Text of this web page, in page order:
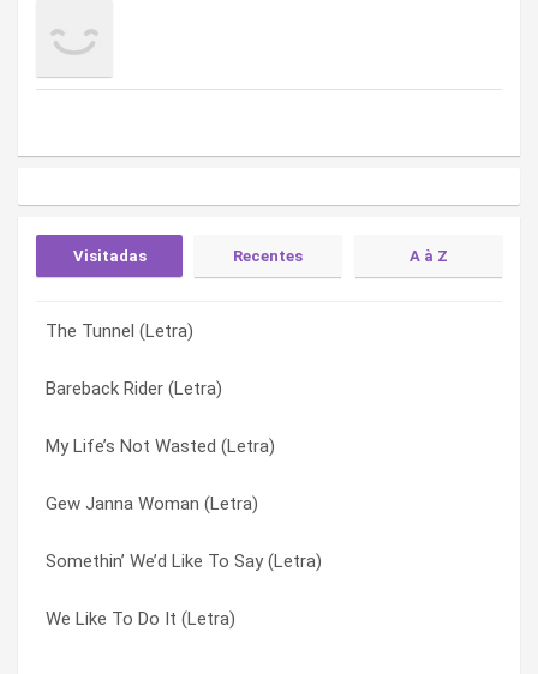
Visitadas Recentes A à Z
The Tunnel (Letra)
Bareback Rider (Letra)
My Life’s Not Wasted (Letra)
Gew Janna Woman (Letra)
Somethin’ We’d Like To Say (Letra)
We Like To Do It (Letra)
We Like To Do It (Letra)
Somethin’ We’d Like To Say (Letra)
Gew Janna Woman (Letra)
The Tunnel (Letra)
My Life’s Not Wasted (Letra)
Bareback Rider (Letra)
Bareback Rider (Letra)
Gew Janna Woman (Letra)
My Life’s Not Wasted (Letra)
Somethin’ We’d Like To Say (Letra)
The Tunnel (Letra)
We Like To Do It (Letra)